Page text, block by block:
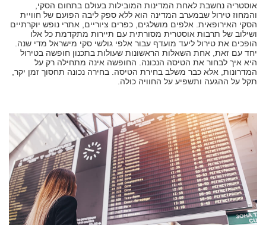
אוסטריה נחשבת לאחת המדינות המובילות בעולם בתחום הסקי,
והמחוז טירול שבמערב המדינה הוא ללא ספק ליבה הפועם של חוויית
הסקי האירופאית. אלפים מושלגים, כפרים ציוריים, אתרי נופש יוקרתיים
ושילוב של תרבות אוסטרית מסורתית עם תיירות מתקדמת כל אלו
הופכים את טירול ליעד מועדף עבור אלפי גולשי סקי מישראל מדי שנה.
יחד עם זאת, אחת השאלות הראשונות שעולות בתכנון חופשה בטירול
היא איך לבחור את הטיסה הנכונה. החופשה אינה מתחילה רק על
המדרונות, אלא כבר משלב בחירת הטיסה. בחירה נכונה תחסוך זמן יקר,
תקל על ההגעה ותשפיע על החוויה כולה.